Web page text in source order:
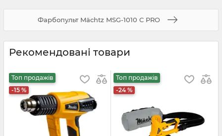
Фарбопульт Mächtz MSG-1010 C PRO
Рекомендовані товари
Топ продажів
-15 %
Топ продажів
-24 %